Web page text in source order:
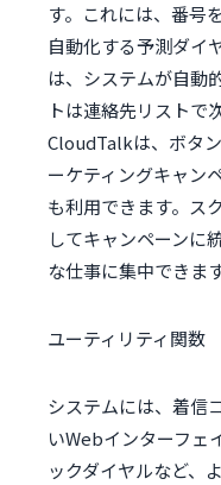
す。これには、番号
自動化する予測ダイ
は、システムが自動
トは連絡先リストで
CloudTalkは、ボタ
ーケティングキャン
も利用できます。ス
してキャンペーンに
な仕事に集中できます
ユーティリティ関数
システムには、着信
いWebインターフェ
ックダイヤルなど、